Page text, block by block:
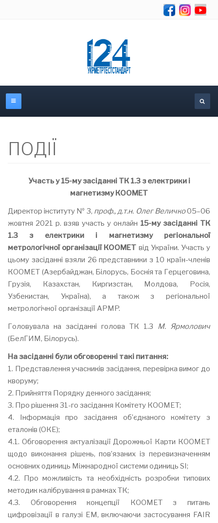
ПОДІЇ
Участь у 15-му засіданні ТК 1.3 з електрики і
магнетизму КООМЕТ
Директор інституту № 3, проф., д.т.н. Олег Величко05–06
жовтня 2021 р. взяв участь у онлайн 15-му засіданні ТК
1.3 з електрики і магнетизму регіональної
метрологічної організації КООМЕТ від України. Участь у
цьому засіданні взяли 26 представники з 10 країн-членів
КООМЕТ (Азербайджан, Білорусь, Боснія та Герцеговина,
Грузія, Казахстан, Киргизстан, Молдова, Росія,
Узбекистан, Україна), а також з регіональної
метрологічної організації APMP.
Головувала на засіданні голова ТК 1.3 М. Ярмолович
(БелГИМ, Білорусь).
На засіданні були обговоренні такі питання:
1. Представлення учасників засідання, перевірка вимог до
кворуму;
2. Прийняття Порядку денного засідання;
3. Про рішення 31-го засідання Комітету КООМЕТ;
4. Інформація про засідання об’єднаного комітету з
еталонів (ОКЕ);
4.1. Обговорення актуалізації Дорожньої Карти КООМЕТ
щодо виконання рішень, пов’язаних із перевизначенням
основних одиниць Міжнародної системи одиниць SI;
4.2. Про можливість та необхідність розробки типових
методик калібрування в рамках ТК;
4.3. Обговорення концепції КООМЕТ з питань
цифровізації в галузі EM, включаючи застосування FAIR